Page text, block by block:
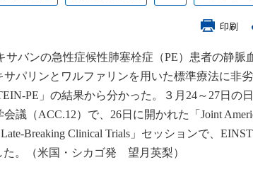
印刷
サバンの急性症候性肺塞栓症（PE）患者の静脈
パリンとワルファリンを用いた標準療法に非
PE」の結果から分かった。３月24～27日の
議（ACC.12）で、26日に開かれた「Joint
Breaking Clinical Trials」セッションで、
た。（米国・シカゴ発 望月英梨）